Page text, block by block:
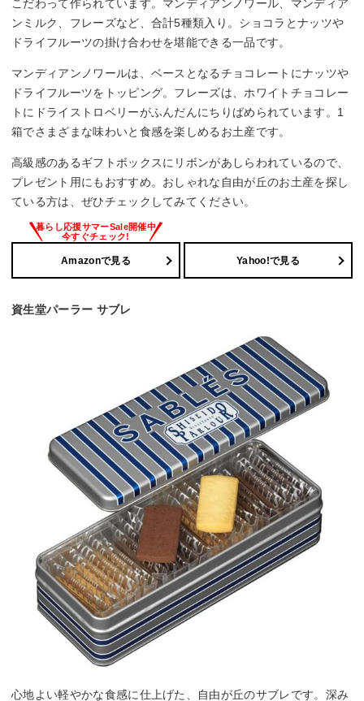
こだわって作られています。マンディアンノワール、マンディア
ンミルク、フレーズなど、合計5種類入り。ショコラとナッツや
ドライフルーツの掛け合わせを堪能できる一品です。
マンディアンノワールは、ベースとなるチョコレートにナッツや
ドライフルーツをトッピング。フレーズは、ホワイトチョコレー
トにドライストロベリーがふんだんにちりばめられています。1
箱でさまざまな味わいと食感を楽しめるお土産です。
高級感のあるギフトボックスにリボンがあしらわれているので、
プレゼント用にもおすすめ。おしゃれな自由が丘のお土産を探し
ている方は、ぜひチェックしてみてください。
Amazonで見る Yahoo!で見る
資生堂パーラー サブレ
心地よい軽やかな食感に仕上げた、自由が丘のサブレです。深み